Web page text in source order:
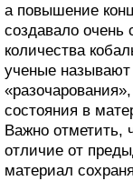
а повышение
создавало очень
количества
ученые
состояния в
Важно отметить,
отличие от
материал